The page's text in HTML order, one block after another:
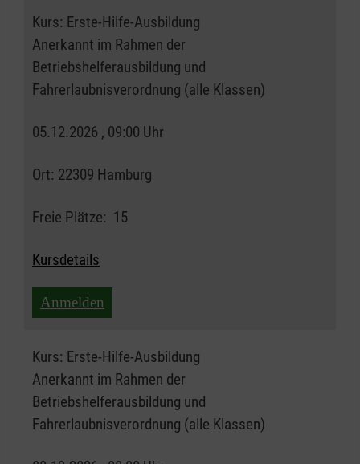
Kurs: Erste-Hilfe-Ausbildung
Anerkannt im Rahmen der
Betriebshelferausbildung und
Fahrerlaubnisverordnung (alle Klassen)
05.12.2026 , 09:00 Uhr
Ort: 22309 Hamburg
Freie Plätze: 15
Kursdetails
Anmelden
Kurs: Erste-Hilfe-Ausbildung
Anerkannt im Rahmen der
Betriebshelferausbildung und
Fahrerlaubnisverordnung (alle Klassen)